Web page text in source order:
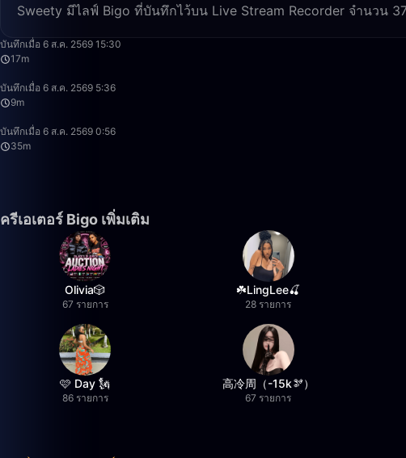
Sweety มีไลฟ์ Bigo ที่บันทึกไว้บน Live Stream Recorder จำนวน
บันทึกเมื่อ 6 ส.ค. 2569 15:30
17m
บันทึกเมื่อ 6 ส.ค. 2569 5:36
9m
บันทึกเมื่อ 6 ส.ค. 2569 0:56
35m
ครีเอเตอร์ Bigo เพิ่มเติม
Olivia🎲
67 รายการ
☘️LingLee🍒
28 รายการ
🩷 Day 🗽
86 รายการ
高冷周（-15k🫘）
67 รายการ